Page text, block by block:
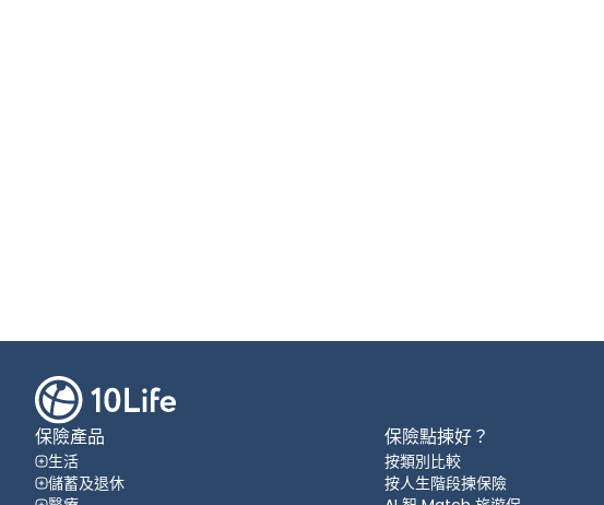
保險產品
生活
儲蓄及退休
保險點揀好？
按類別比較
按人生階段揀保險